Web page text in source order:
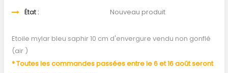
État :
Nouveau produit
Etoile mylar bleu saphir 10 cm d'envergure vendu non gonflé
(air )
* Toutes les commandes passées entre le 6 et 16 août seront